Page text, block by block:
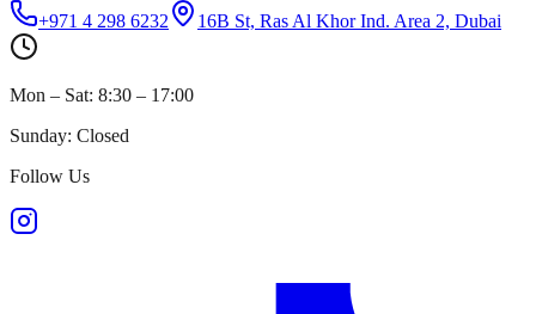
+971 4 298 6232
16B St, Ras Al Khor Ind. Area 2, Dubai
Mon – Sat: 8:30 – 17:00
Sunday: Closed
Follow Us